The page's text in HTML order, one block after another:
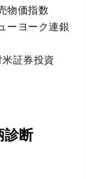
物価指数
ーヨーク連銀
証券投資
診断